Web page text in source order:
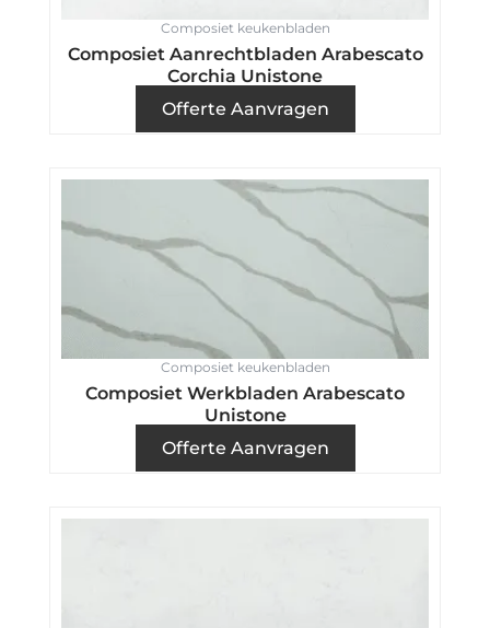
Composiet keukenbladen
Composiet Aanrechtbladen Arabescato
Corchia Unistone
Offerte Aanvragen
Composiet keukenbladen
Composiet Werkbladen Arabescato
Unistone
Offerte Aanvragen